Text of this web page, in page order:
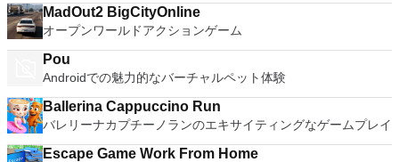
MadOut2 BigCityOnline
オープンワールドアクションゲーム
Pou
Androidでの魅力的なバーチャルペット体験
Ballerina Cappuccino Run
バレリーナカプチーノランのエキサイティングなゲームプレイ
Escape Game Work From Home